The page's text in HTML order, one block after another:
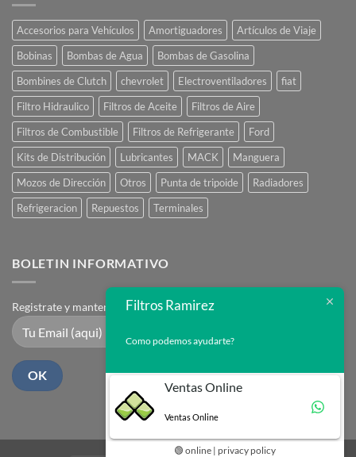
Accesorios para Vehículos Amortiguadores
Artículos de Viaje
Bobinas
Bombas de Agua
Bombas de Gasolina
Bombines de Clutch
chevrolet Electroventiladores
fiat
Filtro Hidraulico
Filtros de Aceite
Filtros de Aire
Filtros de Combustible
Filtros de Refrigerante
Ford
Kits de Distribución
Lubricantes MACK
Manguera
Mozos de Dirección
Otros Punta de tripoide
Radiadores
Refrigeracion
Repuestos Terminales
BOLETIN INFORMATIVO
Registrate y mantente en contacto
Filtros Ramirez
Como podemos ayudarte?
Ventas Online
Ventas Online
🟢 online | privacy policy